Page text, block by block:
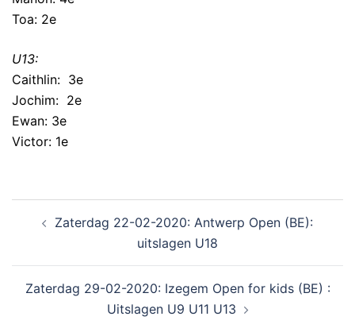
Toa: 2e
U13:
Caithlin: 3e
Jochim: 2e
Ewan: 3e
Victor: 1e
Zaterdag 22-02-2020: Antwerp Open (BE):
uitslagen U18
Zaterdag 29-02-2020: Izegem Open for kids (BE) :
Uitslagen U9 U11 U13